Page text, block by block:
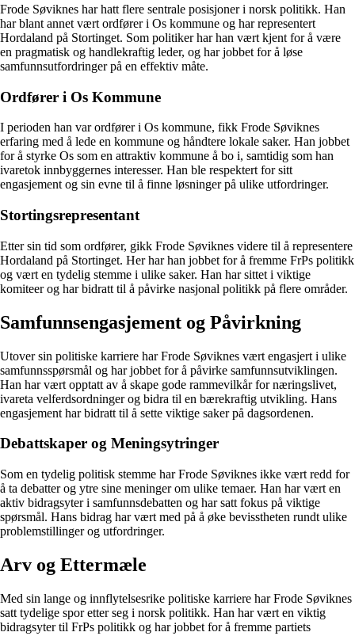
Frode Søviknes har hatt flere sentrale posisjoner i norsk politikk. Han
har blant annet vært ordfører i Os kommune og har representert
Hordaland på Stortinget. Som politiker har han vært kjent for å være
en pragmatisk og handlekraftig leder, og har jobbet for å løse
samfunnsutfordringer på en effektiv måte.
Ordfører i Os Kommune
I perioden han var ordfører i Os kommune, fikk Frode Søviknes
erfaring med å lede en kommune og håndtere lokale saker. Han jobbet
for å styrke Os som en attraktiv kommune å bo i, samtidig som han
ivaretok innbyggernes interesser. Han ble respektert for sitt
engasjement og sin evne til å finne løsninger på ulike utfordringer.
Stortingsrepresentant
Etter sin tid som ordfører, gikk Frode Søviknes videre til å representere
Hordaland på Stortinget. Her har han jobbet for å fremme FrPs politikk
og vært en tydelig stemme i ulike saker. Han har sittet i viktige
komiteer og har bidratt til å påvirke nasjonal politikk på flere områder.
Samfunnsengasjement og Påvirkning
Utover sin politiske karriere har Frode Søviknes vært engasjert i ulike
samfunnsspørsmål og har jobbet for å påvirke samfunnsutviklingen.
Han har vært opptatt av å skape gode rammevilkår for næringslivet,
ivareta velferdsordninger og bidra til en bærekraftig utvikling. Hans
engasjement har bidratt til å sette viktige saker på dagsordenen.
Debattskaper og Meningsytringer
Som en tydelig politisk stemme har Frode Søviknes ikke vært redd for
å ta debatter og ytre sine meninger om ulike temaer. Han har vært en
aktiv bidragsyter i samfunnsdebatten og har satt fokus på viktige
spørsmål. Hans bidrag har vært med på å øke bevisstheten rundt ulike
problemstillinger og utfordringer.
Arv og Ettermæle
Med sin lange og innflytelsesrike politiske karriere har Frode Søviknes
satt tydelige spor etter seg i norsk politikk. Han har vært en viktig
bidragsyter til FrPs politikk og har jobbet for å fremme partiets